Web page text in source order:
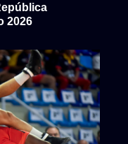
2026